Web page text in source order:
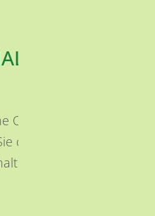
OSM Karte
die Karte
von OSM